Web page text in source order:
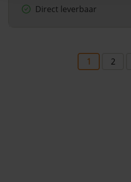
Direct leverbaar
1 2